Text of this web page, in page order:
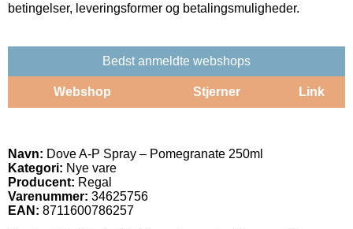
betingelser, leveringsformer og betalingsmuligheder.
Bedst anmeldte webshops
Webshop Stjerner Link
Navn: Dove A-P Spray – Pomegranate 250ml
Kategori: Nye vare
Producent: Regal
Varenummer: 34625756
EAN: 8711600786257